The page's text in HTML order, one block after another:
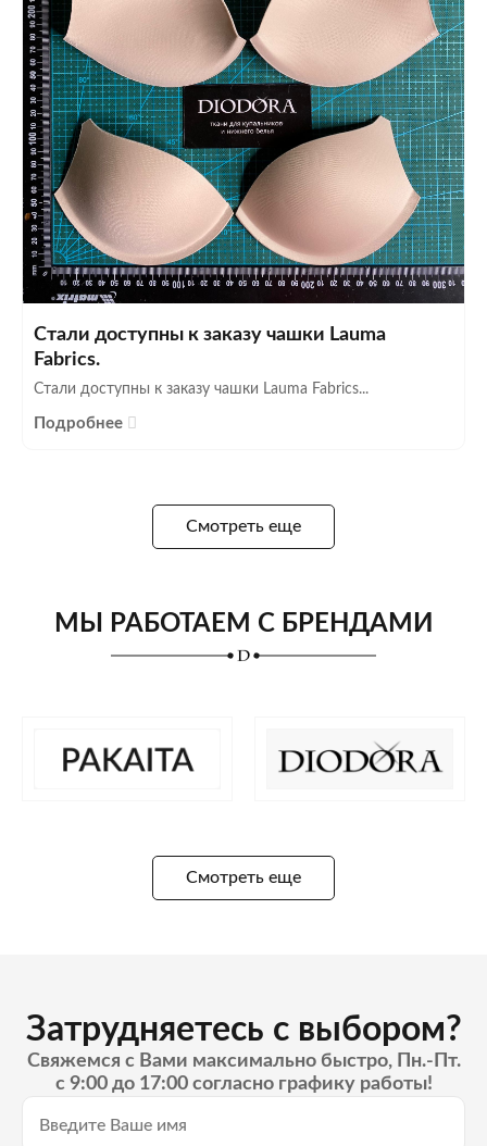
Стали доступны к заказу чашки Lauma
Fabrics.
Стали доступны к заказу чашки Lauma Fabrics...
Подробнее
Смотреть еще
МЫ РАБОТАЕМ С БРЕНДАМИ
Смотреть еще
Затрудняетесь с выбором?
Свяжемся с Вами максимально быстро, Пн.-Пт.
с 9:00 до 17:00 согласно графику работы!